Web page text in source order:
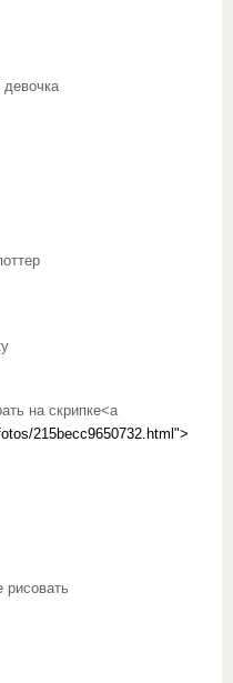
девочка
на скрипке<a
215becc9650732.html">
рисовать